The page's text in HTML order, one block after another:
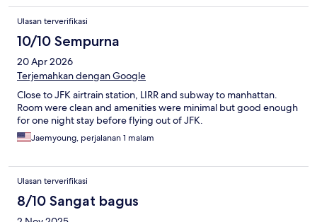
Ulasan terverifikasi
10/10 Sempurna
20 Apr 2026
Terjemahkan dengan Google
Close to JFK airtrain station, LIRR and subway to manhattan.
Room were clean and amenities were minimal but good enough
for one night stay before flying out of JFK.
Jaemyoung, perjalanan 1 malam
Ulasan terverifikasi
8/10 Sangat bagus